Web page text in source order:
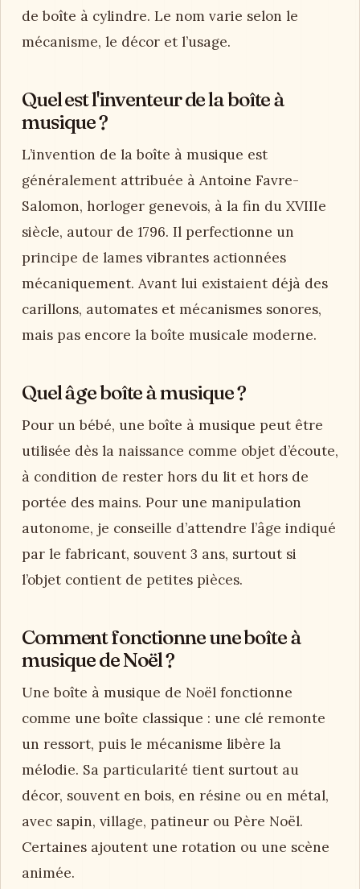
de boîte à cylindre. Le nom varie selon le
mécanisme, le décor et l’usage.
Quel est l'inventeur de la boîte à
musique ?
L’invention de la boîte à musique est
généralement attribuée à Antoine Favre-
Salomon, horloger genevois, à la fin du XVIIIe
siècle, autour de 1796. Il perfectionne un
principe de lames vibrantes actionnées
mécaniquement. Avant lui existaient déjà des
carillons, automates et mécanismes sonores,
mais pas encore la boîte musicale moderne.
Quel âge boîte à musique ?
Pour un bébé, une boîte à musique peut être
utilisée dès la naissance comme objet d’écoute,
à condition de rester hors du lit et hors de
portée des mains. Pour une manipulation
autonome, je conseille d’attendre l’âge indiqué
par le fabricant, souvent 3 ans, surtout si
l’objet contient de petites pièces.
Comment fonctionne une boîte à
musique de Noël ?
Une boîte à musique de Noël fonctionne
comme une boîte classique : une clé remonte
un ressort, puis le mécanisme libère la
mélodie. Sa particularité tient surtout au
décor, souvent en bois, en résine ou en métal,
avec sapin, village, patineur ou Père Noël.
Certaines ajoutent une rotation ou une scène
animée.